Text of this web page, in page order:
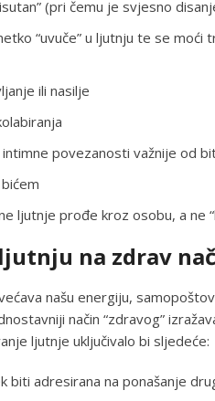
(pri čemu je svjesno
“uvuče” u ljutnju te se
ili nasilje
povezanosti važnije od
ljutnje prođe kroz osobu, a ne
na zdrav
našu energiju,
način “zdravog”
ljutnje uključivalo bi sljedeće:
biti adresirana na ponašanje